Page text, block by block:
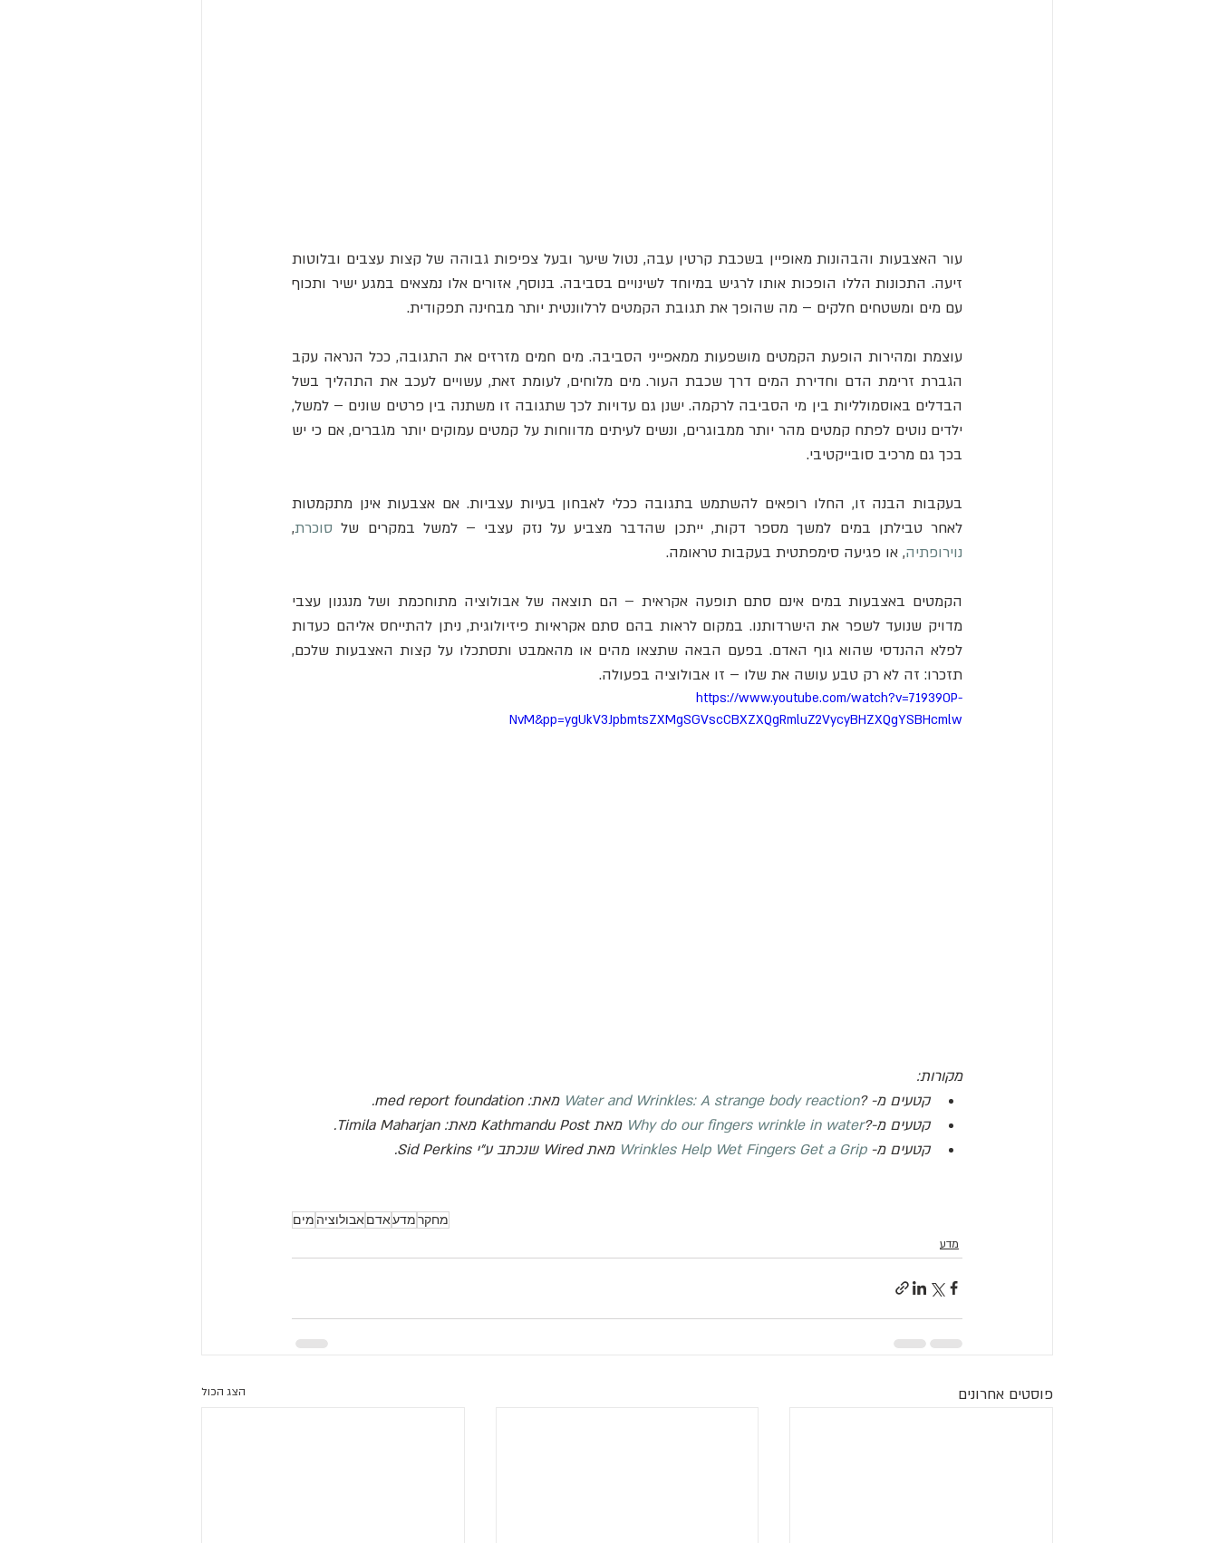
עם מים ומשטחים חלקים – מה שהופך את תגובת הקמטים לרלוונטית יותר מבחינה תפקודית.
בכך גם מרכיב סובייקטיבי.
לאחר טבילתן במים למשך מספר דקות, ייתכן שהדבר מצביע על נזק עצבי – למשל במקרים של סוכרת,
נוירופתיה, או פגיעה סימפתטית בעקבות טראומה.
תזכרו: זה לא רק טבע עושה את שלו – זו אבולוציה בפעולה.
https://www.youtube.com/watch?v=71939OP-
NvM&pp=ygUkV3JpbmtsZXMgSGVscCBXZXQgRmluZ2VycyBHZXQgYSBHcmlw
מקורות:
קטעים מ- ?
Water and Wrinkles: A strange body reaction מאת: med report foundation
.
קטעים מ-?
Why do our fingers wrinkle in water מאת Kathmandu Post מאת: Timila Maharjan
.
קטעים מ- Wrinkles Help Wet Fingers Get a Grip מאת Wired שנכתב ע"י Sid Perkins.
מחקרמדעאדםאבולוציה מים
מדע
פוסטים אחרונים הצג הכול